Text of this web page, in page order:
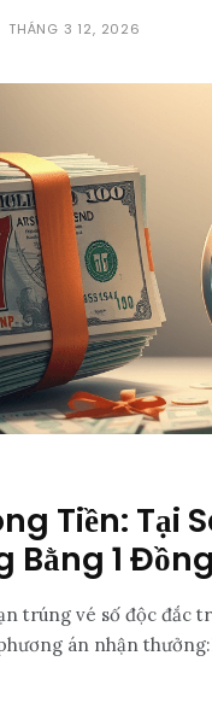
THÁNG 3 12, 2026
Tiền: Tại
Bằng 1
trúng vé số độc đắc
án nhận